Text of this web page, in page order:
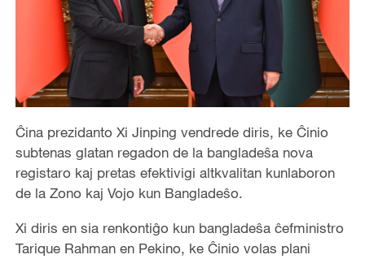
Ĉina prezidanto Xi Jinping vendrede diris, ke Ĉinio
subtenas glatan regadon de la bangladeŝa nova
registaro kaj pretas efektivigi altkvalitan kunlaboron
de la Zono kaj Vojo kun Bangladeŝo.
Xi diris en sia renkontiĝo kun bangladeŝa ĉefministro
Tarique Rahman en Pekino, ke Ĉinio volas plani